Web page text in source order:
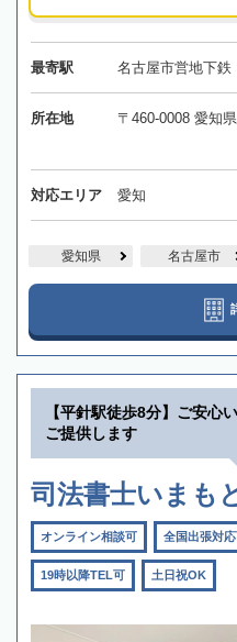
最寄駅 名古屋市営地下鉄
所在地 〒460-0008 愛知
対応エリア 愛知
愛知県 名古屋市
【平針駅徒歩8分】ご安心
ご提供します
司法書士いまも
オンライン相談可 全国出張対
19時以降TEL可 土日祝OK